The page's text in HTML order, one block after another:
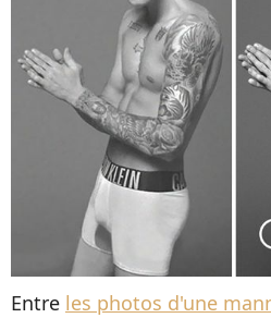
Entre les photos d'une